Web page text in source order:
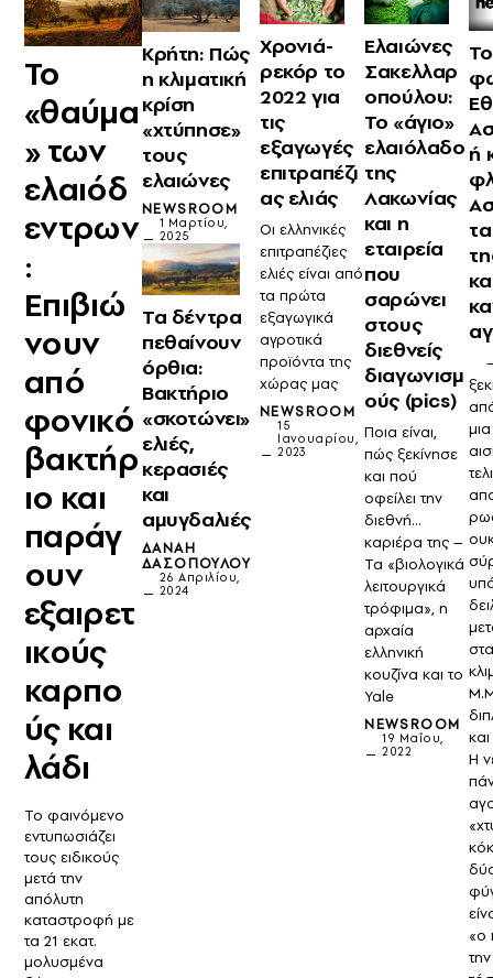
Το
«θαύμα
» των
ελαιόδ
εντρων
:
Επιβιώ
νουν
από
φονικό
βακτήρ
ιο και
παράγ
ουν
εξαιρετ
ικούς
καρπο
ύς και
λάδι
Το φαινόμενο
εντυπωσιάζει
τους ειδικούς
μετά την
απόλυτη
καταστροφή με
τα 21 εκατ.
μολυσμένα
Κρήτη: Πώς
η κλιματική
κρίση
«χτύπησε»
τους
ελαιώνες
NEWSROOM
1 Μαρτίου,
2025
Τα δέντρα
πεθαίνουν
όρθια:
Bακτήριο
«σκοτώνει»
ελιές,
κερασιές
και
αμυγδαλιές
ΔΑΝΆΗ
ΔΑΣΟΠΟΎΛΟΥ
26 Απριλίου,
2024
Χρονιά-
ρεκόρ το
2022 για
τις
εξαγωγές
επιτραπέζι
ας ελιάς
Οι ελληνικές
επιτραπέζιες
ελιές είναι από
τα πρώτα
εξαγωγικά
αγροτικά
προϊόντα της
χώρας μας
NEWSROOM
15
Ιανουαρίου,
2023
Ελαιώνες
Σακελλαρ
οπούλου:
Το «άγιο»
ελαιόλαδο
της
Λακωνίας
και η
εταιρεία
που
σαρώνει
στους
διεθνείς
διαγωνισμ
ούς (pics)
Ποια είναι,
πώς ξεκίνησε
και πού
οφείλει την
διεθνή...
καριέρα της –
Τα «βιολογικά
λειτουργικά
τρόφιμα», η
αρχαία
ελληνική
κουζίνα και το
Yale
NEWSROOM
19 Μαΐου,
2022
ή
Η
«ο